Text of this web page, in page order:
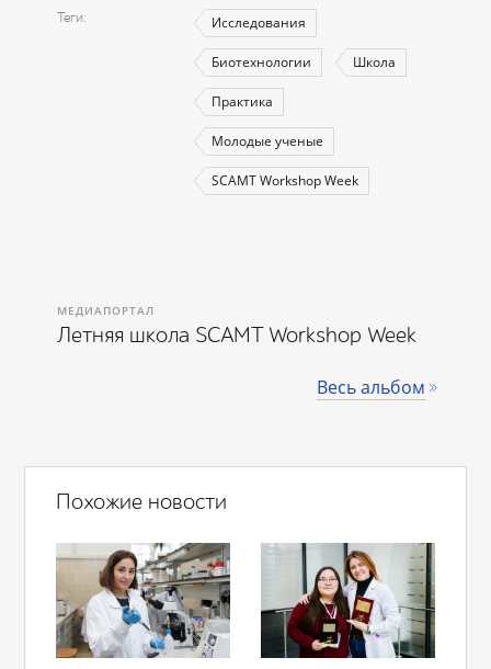
Теги Исследования
Биотехнологии Школа
Практика
Молодые ученые
SCAMT Workshop Week
МЕДИАПОРТАЛ
Летняя школа SCAMT Workshop Week
Весь альбом
Похожие новости